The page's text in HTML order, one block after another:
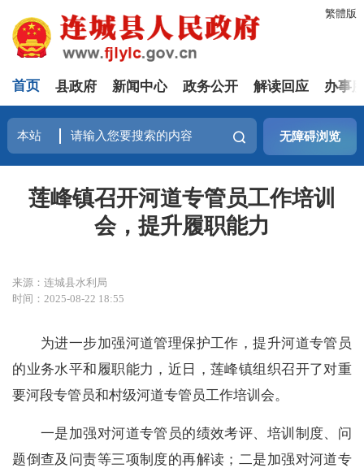
繁體版
首页 县政府 新闻中心 政务公开 解读回应 办事
无障碍浏览
莲峰镇召开河道专管员工作培训
会，提升履职能力​
来源：连城县水利局
时间：2025-08-22 18:55
为进一步加强河道管理保护工作，提升河道专管员
的业务水平和履职能力，近日，莲峰镇组织召开了对重
要河段专管员和村级河道专管员工作培训会。
一是加强对河道专管员的绩效考评、培训制度、问
题倒查及问责等三项制度的再解读；二是加强对河道专